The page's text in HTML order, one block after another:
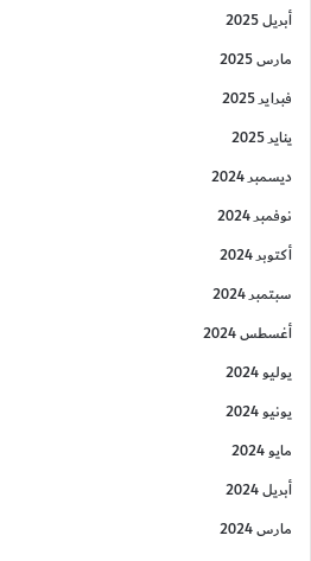
أبريل 2025
مارس 2025
فبراير 2025
يناير 2025
ديسمبر 2024
نوفمبر 2024
أكتوبر 2024
سبتمبر 2024
أغسطس 2024
يوليو 2024
يونيو 2024
مايو 2024
أبريل 2024
مارس 2024